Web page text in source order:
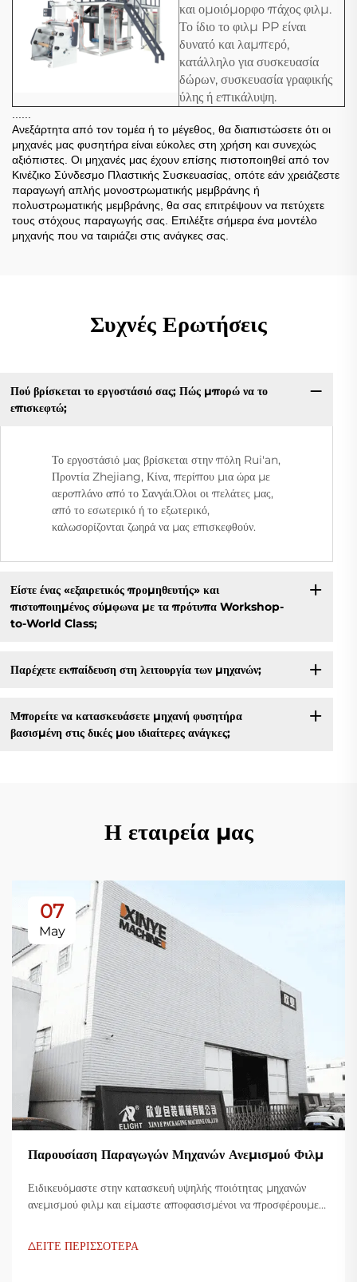
και ομοιόμορφο πάχος φιλμ.
Το ίδιο το φιλμ PP είναι
δυνατό και λαμπερό,
κατάλληλο για συσκευασία
δώρων, συσκευασία γραφικής
ύλης ή επικάλυψη.
Ανεξάρτητα από τον τομέα ή το μέγεθος, θα διαπιστώσετε ότι οι
μηχανές μας φυσητήρα είναι εύκολες στη χρήση και συνεχώς
αξιόπιστες. Οι μηχανές μας έχουν επίσης πιστοποιηθεί από τον
Κινέζικο Σύνδεσμο Πλαστικής Συσκευασίας, οπότε εάν χρειάζεστε
παραγωγή απλής μονοστρωματικής μεμβράνης ή
πολυστρωματικής μεμβράνης, θα σας επιτρέψουν να πετύχετε
τους στόχους παραγωγής σας. Επιλέξτε σήμερα ένα μοντέλο
μηχανής που να ταιριάζει στις ανάγκες σας.
Συχνές Ερωτήσεις
Πού βρίσκεται το εργοστάσιό σας; Πώς μπορώ να το
επισκεφτώ;
Το εργοστάσιό μας βρίσκεται στην πόλη Rui'an,
Προντία Zhejiang, Κίνα, περίπου μια ώρα με
αεροπλάνο από το Σανγάι.Όλοι οι πελάτες μας,
από το εσωτερικό ή το εξωτερικό,
καλωσορίζονται ζωηρά να μας επισκεφθούν.
Είστε ένας «εξαιρετικός προμηθευτής» και
πιστοποιημένος σύμφωνα με τα πρότυπα Workshop-
to-World Class;
Παρέχετε εκπαίδευση στη λειτουργία των μηχανών;
Μπορείτε να κατασκευάσετε μηχανή φυσητήρα
βασισμένη στις δικές μου ιδιαίτερες ανάγκες;
Η εταιρεία μας
07
May
Παρουσίαση Παραγωγών Μηχανών Ανεμισμού Φιλμ
Ειδικευόμαστε στην κατασκευή υψηλής ποιότητας μηχανών
ανεμισμού φιλμ και είμαστε αποφασισμένοι να προσφέρουμε
τεχνολογία, είναι υψίστης αποδοτικότητας, οικονομικές και
ΔΕΙΤΕ ΠΕΡΙΣΣΟΤΕΡΑ